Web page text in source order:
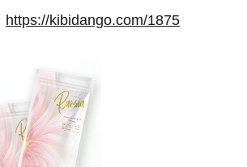
https://kibidango.com/1875